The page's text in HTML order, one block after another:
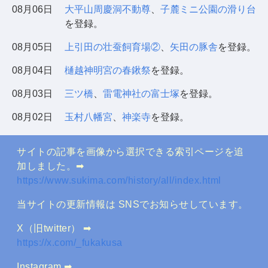
08月06日 大平山周慶洞不動尊
子麓ミニ公園の滑り台
を登録。
08月05日 上引田の壮蚕飼育場② 矢田の豚舎を登録。
08月04日 樋越神明宮の春鍬祭を登録。
08月03日 三ツ橋 雷電神社の富士塚を登録。
08月02日 玉村八幡宮 神楽寺を登録。
サイトの記事を画像から選択できる索引ページを追
加しました。➡
https://www.sukima.com/history/all/index.html
当サイトの更新情報は SNSでお知らせしています。
X（旧twitter） ➡
https://x.com/_fukakusa